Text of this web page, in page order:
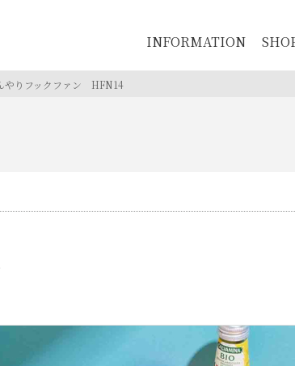
やりフックファン HFN14
INFORMATION